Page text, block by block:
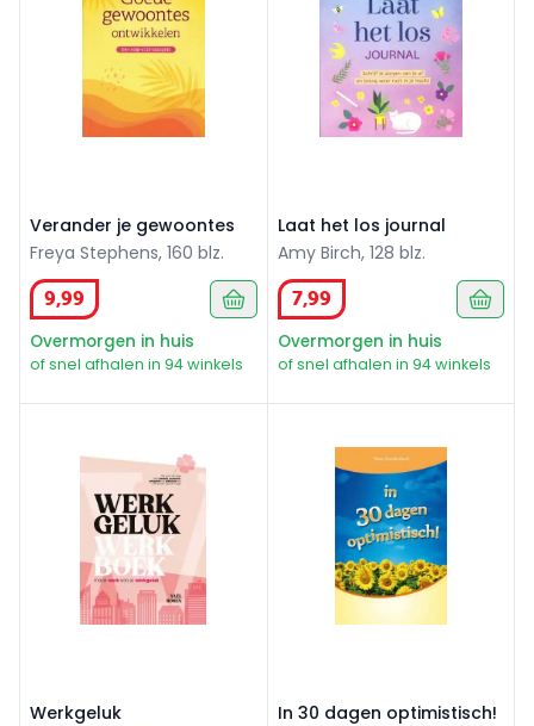
Verander je gewoontes
Freya Stephens, 160 blz.
9,99
Overmorgen in huis
of snel afhalen in 94 winkels
Laat het los journal
Amy Birch, 128 blz.
7,99
Overmorgen in huis
of snel afhalen in 94 winkels
Werkgeluk
In 30 dagen optimistisch!